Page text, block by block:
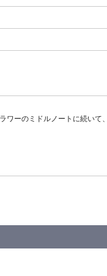
ーのミドルノートに続いて